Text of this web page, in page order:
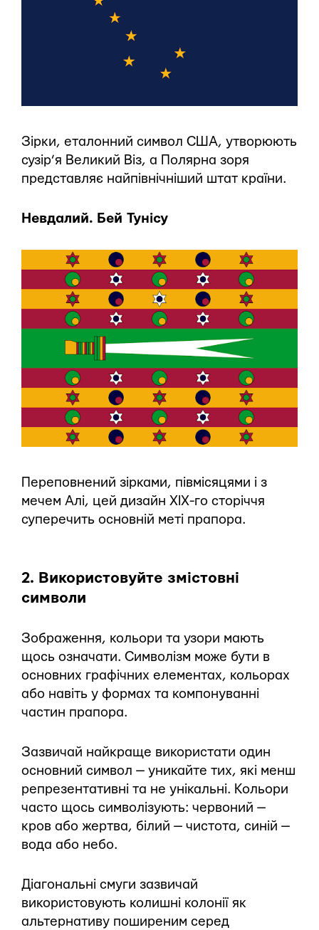
Зірки, еталонний символ США, утворюють
сузір’я Великий Віз, а Полярна зоря
представляє найпівнічніший штат країни.
Невдалий. Бей Тунісу
Переповнений зірками, півмісяцями і з
мечем Алі, цей дизайн XIX-го сторіччя
суперечить основній меті прапора.
2. Використовуйте змістовні
символи
Зображення, кольори та узори мають
щось означати. Символізм може бути в
основних графічних елементах, кольорах
або навіть у формах та компонуванні
частин прапора.
Зазвичай найкраще використати один
основний символ — уникайте тих, які менш
репрезентативні та не унікальні. Кольори
часто щось символізують: червоний —
кров або жертва, білий — чистота, синій —
вода або небо.
Діагональні смуги зазвичай
використовують колишні колонії як
альтернативу поширеним серед